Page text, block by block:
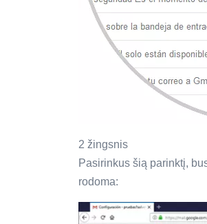
2 žingsnis
Pasirinkus šią parinktį,
rodoma: